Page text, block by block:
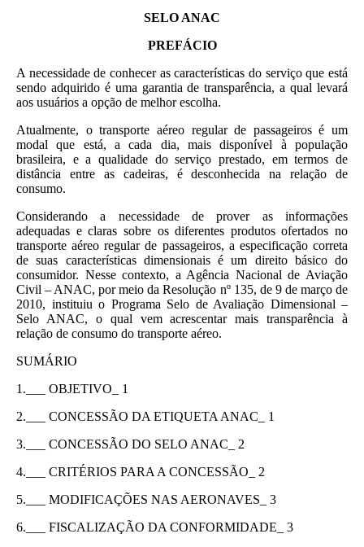
SELO ANAC
PREFÁCIO
A necessidade de conhecer as características do serviço que está
sendo adquirido é uma garantia de transparência, a qual levará
aos usuários a opção de melhor escolha.
Atualmente, o transporte aéreo regular de passageiros é um
modal que está, a cada dia, mais disponível à população
brasileira, e a qualidade do serviço prestado, em termos de
distância entre as cadeiras, é desconhecida na relação de
consumo.
Considerando a necessidade de prover as informações
adequadas e claras sobre os diferentes produtos ofertados no
transporte aéreo regular de passageiros, a especificação correta
de suas características dimensionais é um direito básico do
consumidor. Nesse contexto, a Agência Nacional de Aviação
Civil – ANAC, por meio da Resolução nº 135, de 9 de março de
2010, instituiu o Programa Selo de Avaliação Dimensional –
Selo ANAC, o qual vem acrescentar mais transparência à
relação de consumo do transporte aéreo.
SUMÁRIO
1.___ OBJETIVO_ 1
2.___ CONCESSÃO DA ETIQUETA ANAC_ 1
3.___ CONCESSÃO DO SELO ANAC_ 2
4.___ CRITÉRIOS PARA A CONCESSÃO_ 2
5.___ MODIFICAÇÕES NAS AERONAVES_ 3
6.___ FISCALIZAÇÃO DA CONFORMIDADE_ 3